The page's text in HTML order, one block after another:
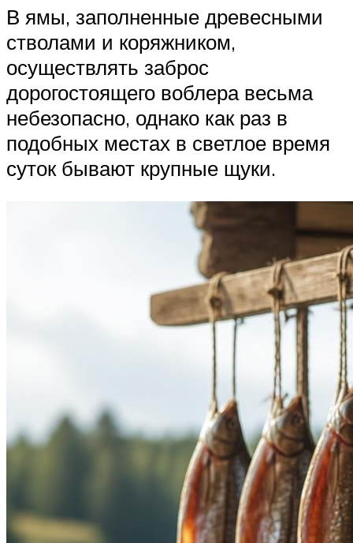
В ямы, заполненные древесными
стволами и коряжником,
осуществлять заброс
дорогостоящего воблера весьма
небезопасно, однако как раз в
подобных местах в светлое время
суток бывают крупные щуки.